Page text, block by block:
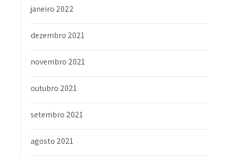
janeiro 2022
dezembro 2021
novembro 2021
outubro 2021
setembro 2021
agosto 2021